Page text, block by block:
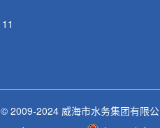
2009-2024 威海市水务集团有限